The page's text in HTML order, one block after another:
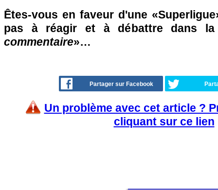
Êtes-vous en faveur d'une
pas à réagir et à débattre dans
commentaire»…
Partager sur Facebook
Un problème avec cet article ?
cliquant sur ce lien